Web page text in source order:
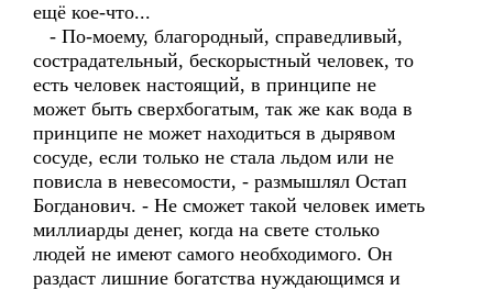
ещё кое-что...
- По-моему, благородный, справедливый,
сострадательный, бескорыстный человек, то
есть человек настоящий, в принципе не
может быть сверхбогатым, так же как вода в
принципе не может находиться в дырявом
сосуде, если только не стала льдом или не
повисла в невесомости, - размышлял Остап
Богданович. - Не сможет такой человек иметь
миллиарды денег, когда на свете столько
людей не имеют самого необходимого. Он
раздаст лишние богатства нуждающимся и